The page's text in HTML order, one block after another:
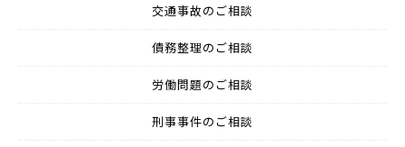
交通事故のご相談
債務整理のご相談
労働問題のご相談
刑事事件のご相談